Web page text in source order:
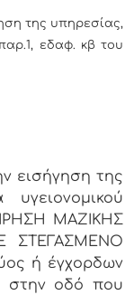
της υπηρεσίας,
εδαφ. κβ του
εισήγηση της
ΜΑΖΙΚΗΣ
ΣΤΕΓΑΣΜΕΝΟ
ή έγχορδων
στην οδό που